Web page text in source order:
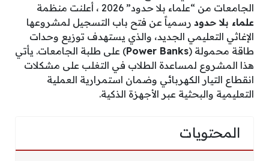
الجامعات من “علماء بلا حدود” 2026 ، أعلنت منظمة
علماء بلا حدود رسمياً عن فتح باب التسجيل لمشروعها
الإغاثي التعليمي الجديد، والذي يستهدف توزيع وحدات
طاقة محمولة (Power Banks) على طلبة الجامعات. يأتي
هذا المشروع لمساعدة الطلاب في التغلب على مشكلات
انقطاع التيار الكهربائي وضمان استمرارية العملية
التعليمية والبحثية عبر الأجهزة الذكية.
المحتويات